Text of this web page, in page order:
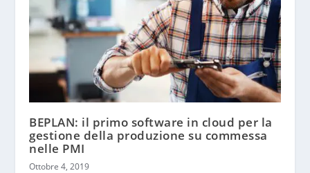
BEPLAN: il primo software in cloud per la
gestione della produzione su commessa
nelle PMI
Ottobre 4, 2019